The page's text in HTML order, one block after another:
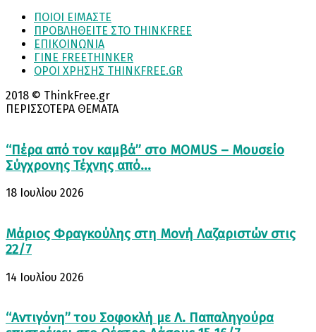
ΠΟΙΟΙ ΕΙΜΑΣΤΕ
ΠΡΟΒΛΗΘΕΙΤΕ ΣΤΟ THINKFREE
ΕΠΙΚΟΙΝΩΝΙΑ
ΓΙΝΕ FREETHINKER
ΟΡΟΙ ΧΡΗΣΗΣ THINKFREE.GR
2018 © ThinkFree.gr
ΠΕΡΙΣΣΟΤΕΡΑ ΘΕΜΑΤΑ
“Πέρα από τον καμβά” στο MOMUS – Μουσείο
Σύγχρονης Τέχνης από...
18 Ιουλίου 2026
Μάριος Φραγκούλης στη Μονή Λαζαριστών στις
22/7
14 Ιουλίου 2026
“Αντιγόνη” του Σοφοκλή με Λ. Παπαληγούρα